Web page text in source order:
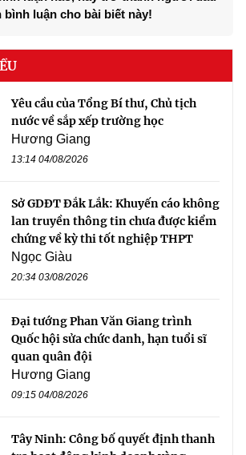
bình luận cho bài biết này!
Yêu cầu của Tổng Bí thư, Chủ tịch
nước về sắp xếp trường học
Hương Giang
13:14 04/08/2026
Sở GDĐT Đắk Lắk: Khuyến cáo không
lan truyền thông tin chưa được kiểm
chứng về kỳ thi tốt nghiệp THPT
Ngọc Giàu
20:34 03/08/2026
Đại tướng Phan Văn Giang trình
Quốc hội sửa chức danh, hạn tuổi sĩ
quan quân đội
Hương Giang
09:15 04/08/2026
Tây Ninh: Công bố quyết định thanh